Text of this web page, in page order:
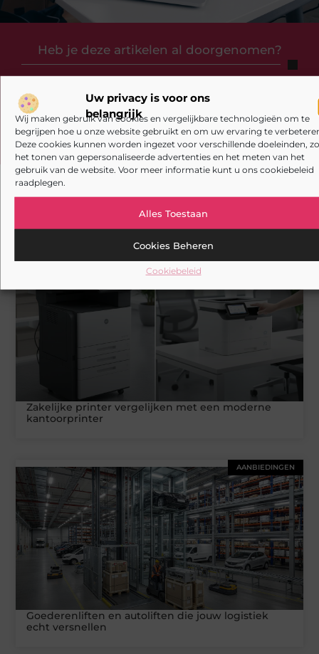
Uw privacy is voor ons
belangrijk
Wij maken gebruik van cookies en vergelijkbare technologieën om te
begrijpen hoe u onze website gebruikt en om uw ervaring te
Deze cookies kunnen worden ingezet voor verschillende doeleinden,
het tonen van gepersonaliseerde advertenties en het meten van het
gebruik van de website. Voor meer informatie kunt u ons cookiebeleid
raadplegen.
Alles Toestaan
Cookies Beheren
Cookiebeleid
Heb je deze artikelen al doorgenomen?
Verken de boeiende en interessante verhalen die wij
aanbieden en laat onze artikelen niet aan je
voorbijgaan. Duik in diverse onderwerpen en blijf goed
op de hoogte!
Gerelateerde artikelendie u mogelijk
interesseren
Zakelijke printer vergelijken met een moderne
kantoorprinter
AANBIEDINGEN
Goederenliften en autoliften die jouw logistiek
echt versnellen